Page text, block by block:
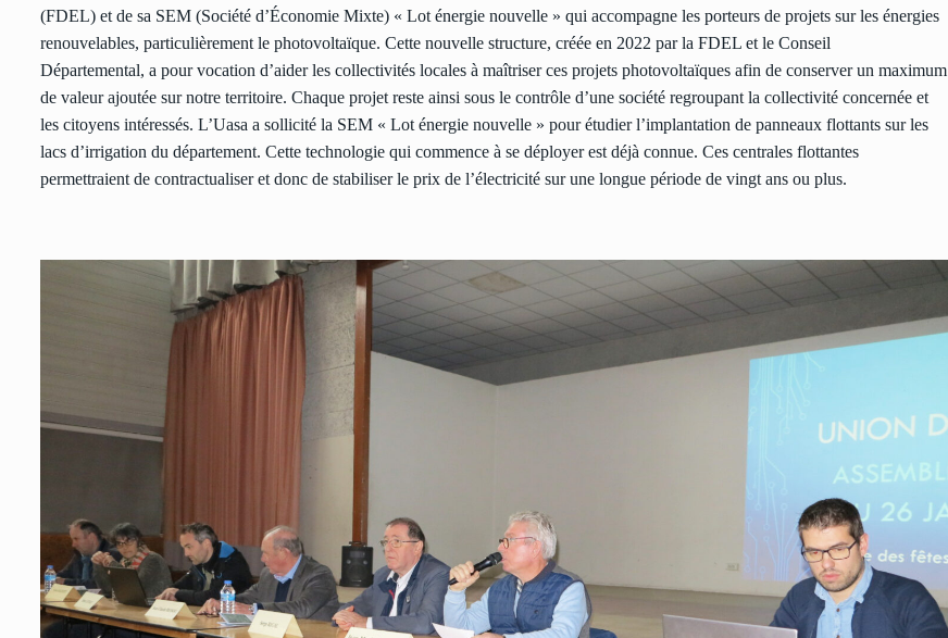
(FDEL) et de sa SEM (Société d’Économie Mixte) « Lot énergie nouvelle » qui accompagne les porteurs de projets sur les énergies
renouvelables, particulièrement le photovoltaïque. Cette nouvelle structure, créée en 2022 par la FDEL et le Conseil
Départemental, a pour vocation d’aider les collectivités locales à maîtriser ces projets photovoltaïques afin de conserver un maximum
de valeur ajoutée sur notre territoire. Chaque projet reste ainsi sous le contrôle d’une société regroupant la collectivité concernée et
les citoyens intéressés. L’Uasa a sollicité la SEM « Lot énergie nouvelle » pour étudier l’implantation de panneaux flottants sur les
lacs d’irrigation du département. Cette technologie qui commence à se déployer est déjà connue. Ces centrales flottantes
permettraient de contractualiser et donc de stabiliser le prix de l’électricité sur une longue période de vingt ans ou plus.